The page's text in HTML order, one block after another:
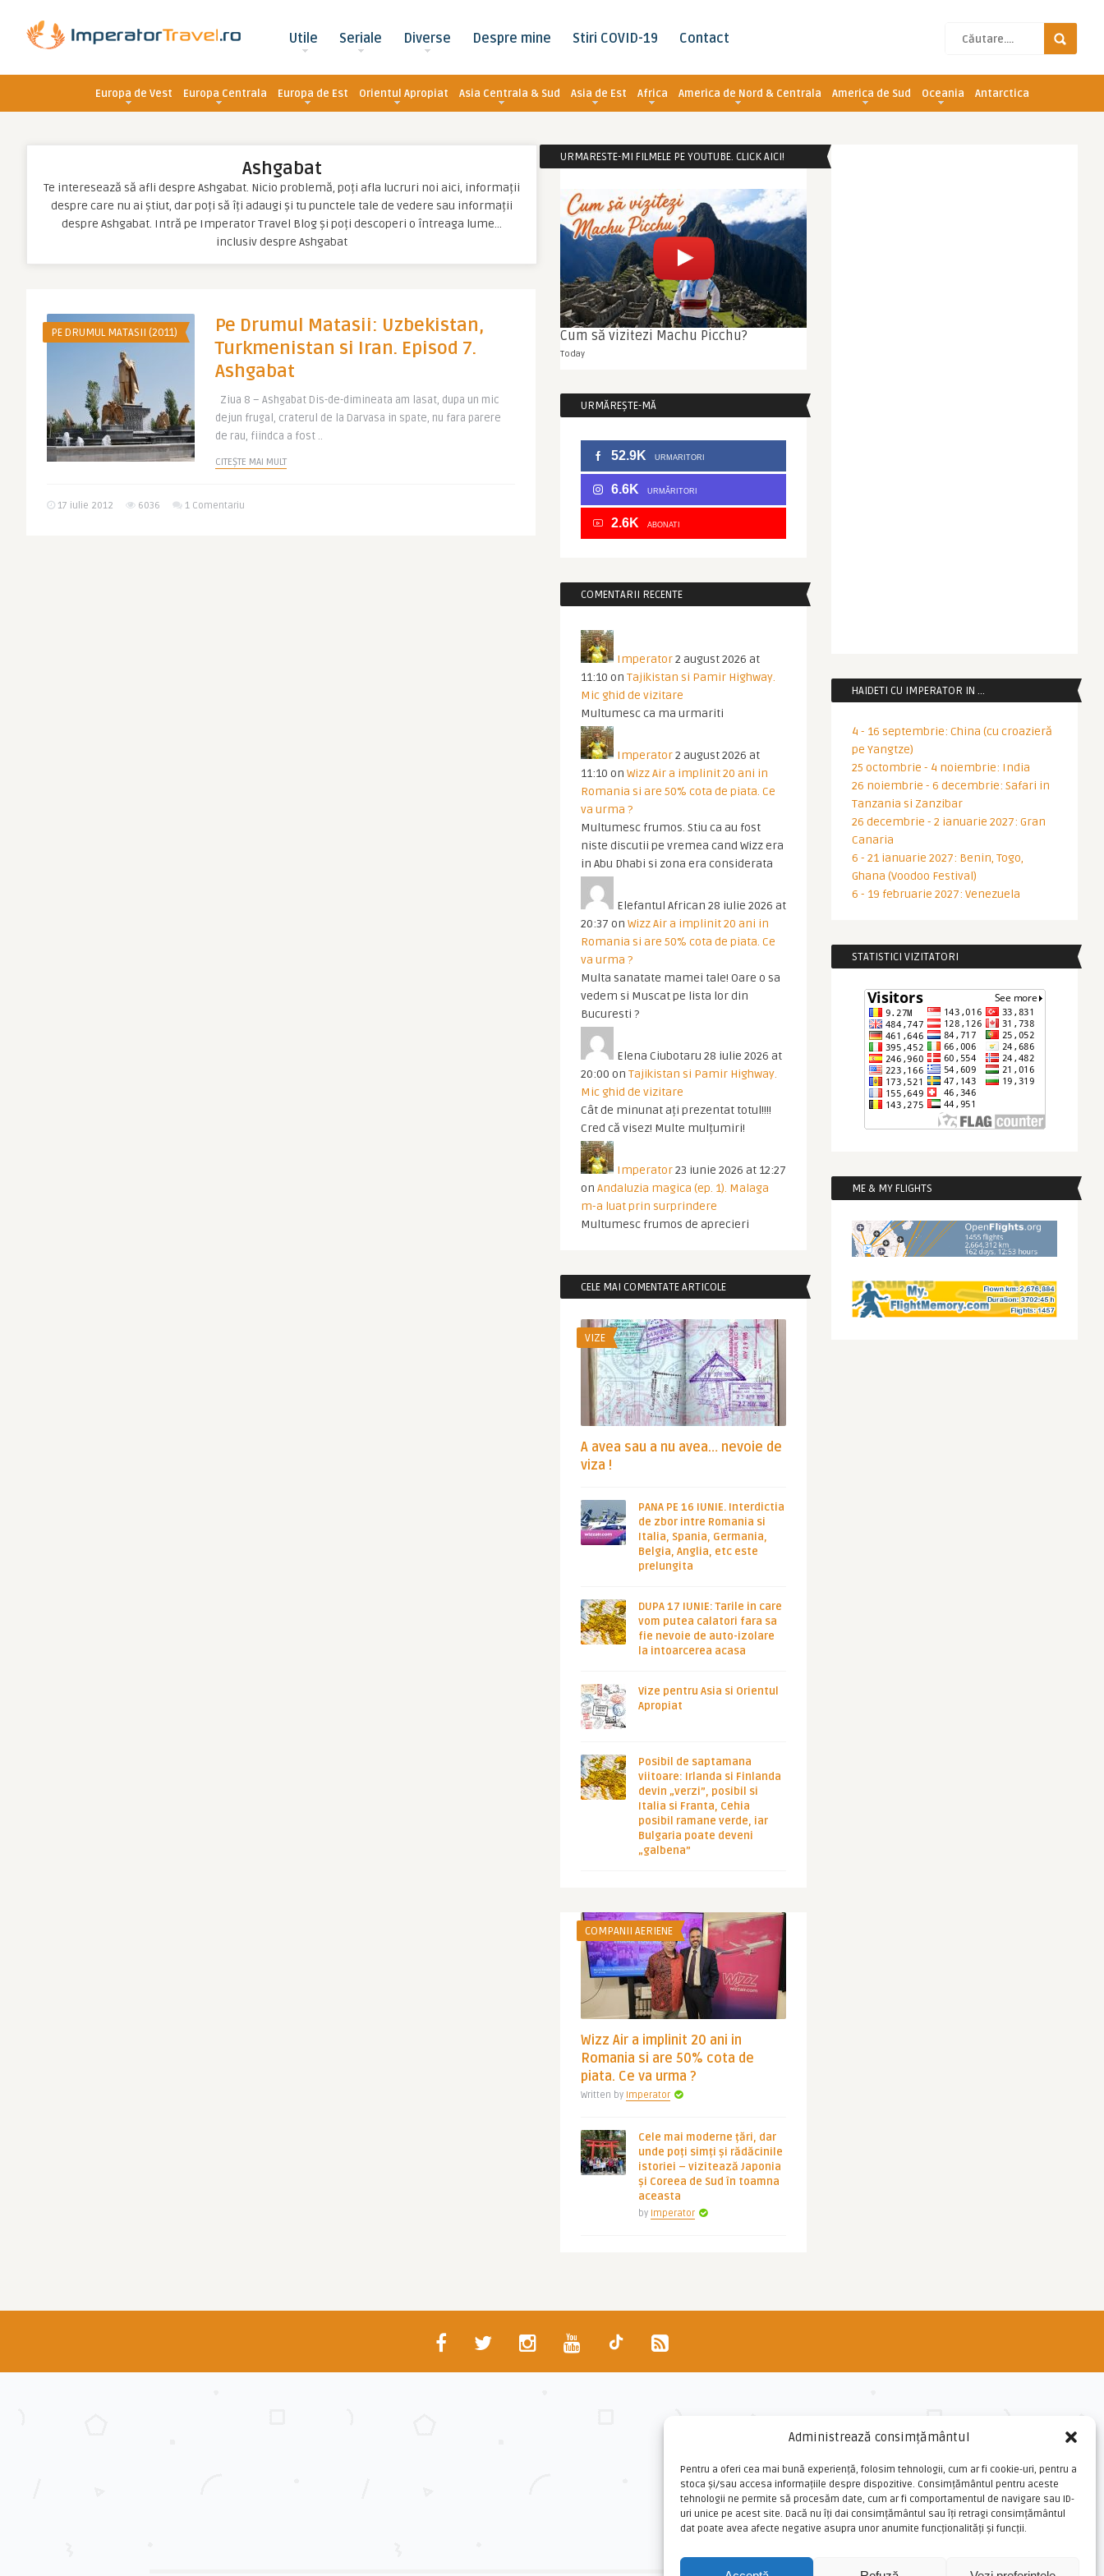
Administrează consimțământul
Pentru a oferi cea mai bună experiență, folosim tehnologii, cum ar fi cookie-uri, pentru a
stoca și/sau accesa informațiile despre dispozitive. Consimțământul pentru aceste
tehnologii ne permite să procesăm date, cum ar fi comportamentul de navigare sau ID-
uri unice pe acest site. Dacă nu îți dai consimțământul sau îți retragi consimțământul
dat poate avea afecte negative asupra unor anumite funcționalități și funcții.
Utile Seriale Diverse Despre mine Stiri COVID-19 Contact
Europa de Vest Europa Centrala Europa de Est Orientul Apropiat Asia Centrala & Sud Asia de Est Africa America de Nord & Centrala America de Sud Oceania Antarctica
Ashgabat
Te interesează să afli despre Ashgabat. Nicio problemă, poți afla lucruri noi aici, informații
despre care nu ai știut, dar poți să îți adaugi și tu punctele tale de vedere sau informații
despre Ashgabat. Intră pe Imperator Travel Blog și poți descoperi o întreaga lume…
inclusiv despre Ashgabat
PE DRUMUL MATASII (2011)
Pe Drumul Matasii: Uzbekistan,
Turkmenistan si Iran. Episod 7.
Ashgabat
Ziua 8 – Ashgabat Dis-de-dimineata am lasat, dupa un mic
dejun frugal, craterul de la Darvasa in spate, nu fara parere
de rau, fiindca a fost ..
CITEȘTE MAI MULT
17 iulie 2012 6036 1 Comentariu
URMARESTE-MI FILMELE PE YOUTUBE. CLICK AICI!
Cum să vizitezi Machu Picchu?
Today
URMĂREȘTE-MĂ
52.9K URMARITORI
6.6K URMĂRITORI
2.6K ABONATI
COMENTARII RECENTE
Imperator2 august 2026 at
11:10 on Tajikistan si Pamir Highway.
Mic ghid de vizitare
Multumesc ca ma urmariti
Imperator2 august 2026 at
11:10 on Wizz Air a implinit 20 ani in
Romania si are 50% cota de piata. Ce
va urma ?
Multumesc frumos. Stiu ca au fost
niste discutii pe vremea cand Wizz era
in Abu Dhabi si zona era considerata
Elefantul African 28 iulie 2026 at
20:37 on Wizz Air a implinit 20 ani in
Romania si are 50% cota de piata. Ce
va urma ?
Multa sanatate mamei tale! Oare o sa
vedem si Muscat pe lista lor din
Bucuresti ?
Elena Ciubotaru 28 iulie 2026 at
20:00 on Tajikistan si Pamir Highway.
Mic ghid de vizitare
Cât de minunat ați prezentat totul!!!!
Cred că visez! Multe mulțumiri!
Imperator23 iunie 2026 at 12:27
on Andaluzia magica (ep. 1). Malaga
m-a luat prin surprindere
Multumesc frumos de aprecieri
CELE MAI COMENTATE ARTICOLE
VIZE
A avea sau a nu avea… nevoie de
viza !
PANA PE 16 IUNIE. Interdictia
de zbor intre Romania si
Italia, Spania, Germania,
Belgia, Anglia, etc este
prelungita
DUPA 17 IUNIE: Tarile in care
vom putea calatori fara sa
fie nevoie de auto-izolare
la intoarcerea acasa
Vize pentru Asia si Orientul
Apropiat
Posibil de saptamana
viitoare: Irlanda si Finlanda
devin „verzi”, posibil si
Italia si Franta, Cehia
posibil ramane verde, iar
Bulgaria poate deveni
„galbena”
COMPANII AERIENE
Wizz Air a implinit 20 ani in
Romania si are 50% cota de
piata. Ce va urma ?
Written by Imperator
Cele mai moderne țări, dar
unde poți simți și rădăcinile
istoriei – vizitează Japonia
și Coreea de Sud în toamna
aceasta
by Imperator
HAIDETI CU IMPERATOR IN …
4 - 16 septembrie: China (cu croazieră
pe Yangtze)
25 octombrie - 4 noiembrie: India
26 noiembrie - 6 decembrie: Safari in
Tanzania si Zanzibar
26 decembrie - 2 ianuarie 2027: Gran
Canaria
6 - 21 ianuarie 2027: Benin, Togo,
Ghana (Voodoo Festival)
6 - 19 februarie 2027: Venezuela
STATISTICI VIZITATORI
ME & MY FLIGHTS